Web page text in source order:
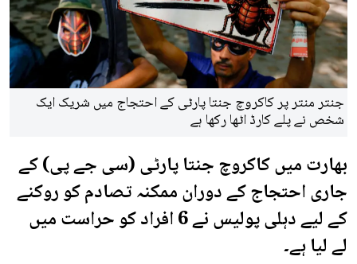
جنتر منتر پر کاکروچ جنتا پارٹی کے احتجاج میں شریک ایک
شخص نے پلے کارڈ اٹھا رکھا ہے
بھارت میں کاکروچ جنتا پارٹی (سی جے پی) کے
جاری احتجاج کے دوران ممکنہ تصادم کو روکنے
کے لیے دہلی پولیس نے 6 افراد کو حراست میں
لے لیا ہے۔